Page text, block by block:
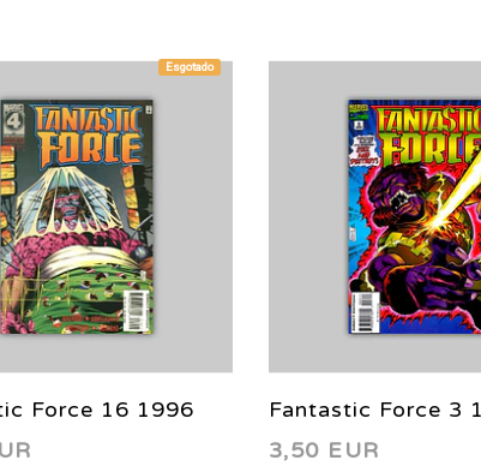
Esgotado
Force 16 1996
Fantastic Force 3
3,50 EUR